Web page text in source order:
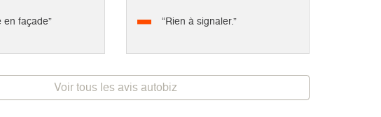
en façade” “Rien à signaler.”
Voir tous les avis autobiz